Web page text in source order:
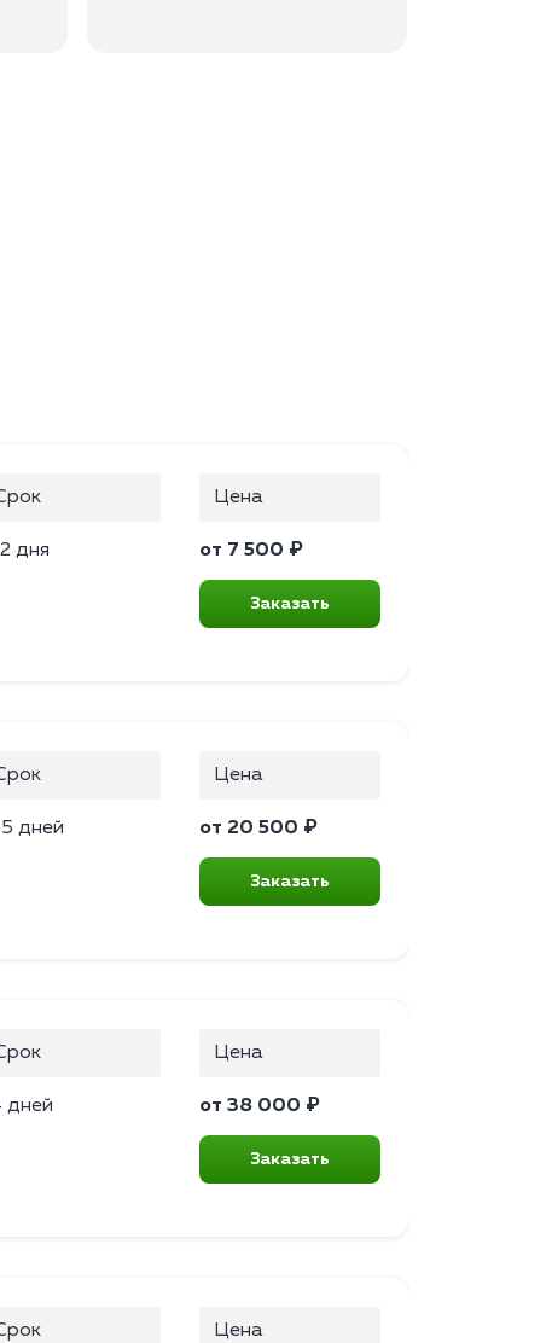
дня
Цена
от 7 500 ₽
Заказать
дней
Цена
от 20 500 ₽
Заказать
дней
Цена
от 38 000 ₽
Заказать
Цена